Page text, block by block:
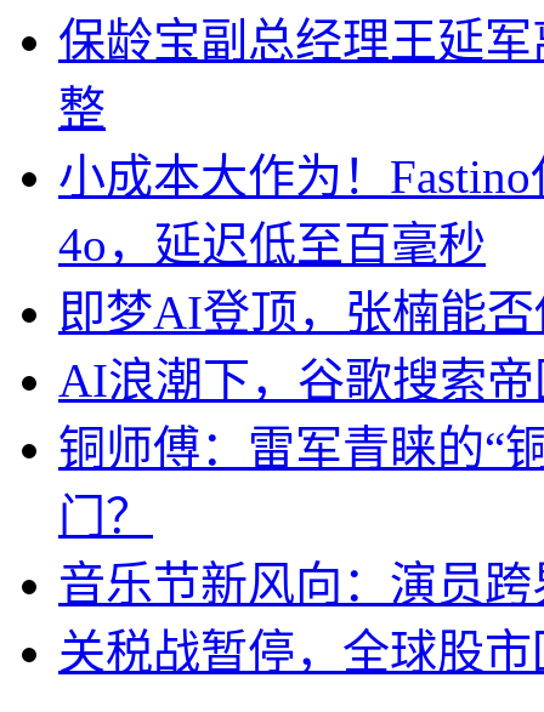
保龄宝副总经理王延
整
小成本大作为！
4o，延迟低至百毫秒
即梦AI登顶，张楠能
AI浪潮下，谷歌搜索
铜师傅：雷军青睐的“
门？
音乐节新风向：演员
关税战暂停，全球股